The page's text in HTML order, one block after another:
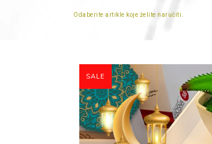
Odaberite artikle koje želite naručiti.
SALE